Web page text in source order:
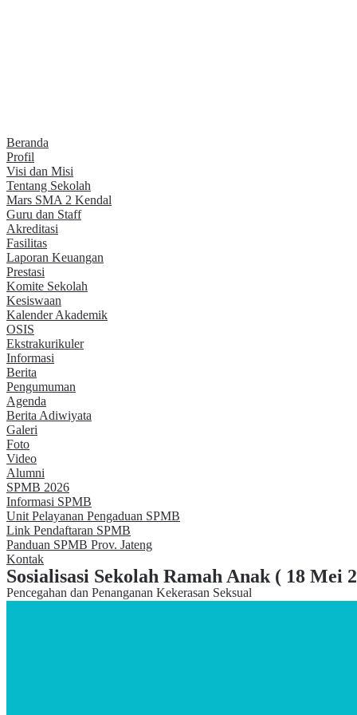
Beranda
Profil
Visi dan Misi
Tentang Sekolah
Mars SMA 2 Kendal
Guru dan Staff
Akreditasi
Fasilitas
Laporan Keuangan
Prestasi
Komite Sekolah
Kesiswaan
Kalender Akademik
OSIS
Ekstrakurikuler
Informasi
Berita
Pengumuman
Agenda
Berita Adiwiyata
Galeri
Foto
Video
Alumni
SPMB 2026
Informasi SPMB
Unit Pelayanan Pengaduan SPMB
Link Pendaftaran SPMB
Panduan SPMB Prov. Jateng
Kontak
Sosialisasi Sekolah Ramah Anak ( 18 Mei
Pencegahan dan Penanganan Kekerasan Seksual